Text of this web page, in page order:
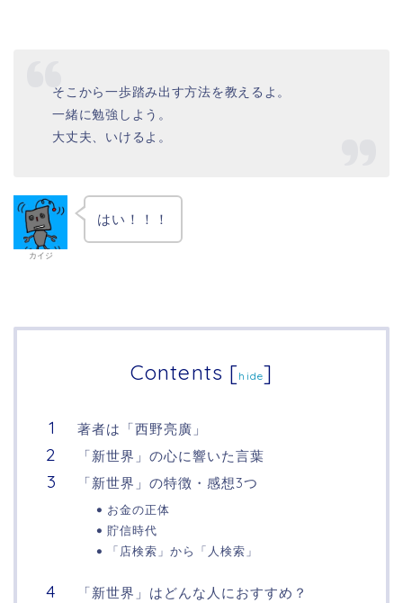
そこから一歩踏み出す方法を教えるよ。
一緒に勉強しよう。
大丈夫、いけるよ。
カイジ
はい！！！
Contents [hide]
著者は「西野亮廣」
「新世界」の心に響いた言葉
「新世界」の特徴・感想3つ
お金の正体
貯信時代
「店検索」から「人検索」
「新世界」はどんな人におすすめ？